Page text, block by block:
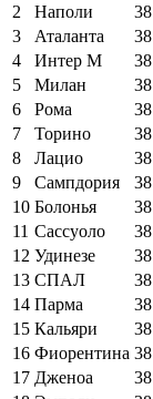
2
Наполи 38
3
Аталанта 38
4
Интер М 38
5
Милан 38
6
Рома 38
7
Торино 38
8
Лацио 38
9
Сампдория 38
10 Болонья 38
11 Сассуоло 38
12 Удинезе 38
13 СПАЛ 38
14 Парма 38
15 Кальяри 38
16 Фиорентина 38
17 Дженоа 38